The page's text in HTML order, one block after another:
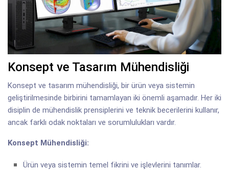
Konsept ve Tasarım Mühendisliği
Konsept ve tasarım mühendisliği, bir ürün veya sistemin
geliştirilmesinde birbirini tamamlayan iki önemli aşamadır. Her iki
disiplin de mühendislik prensiplerini ve teknik becerilerini kullanır,
ancak farklı odak noktaları ve sorumlulukları vardır.
Konsept Mühendisliği:
Ürün veya sistemin temel fikrini ve işlevlerini tanımlar.